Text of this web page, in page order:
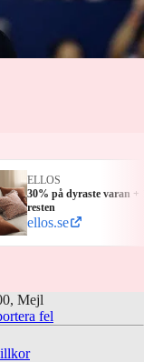
ELLOS
30% på dyraste varan +
resten
ellos.se
Mejl
fel